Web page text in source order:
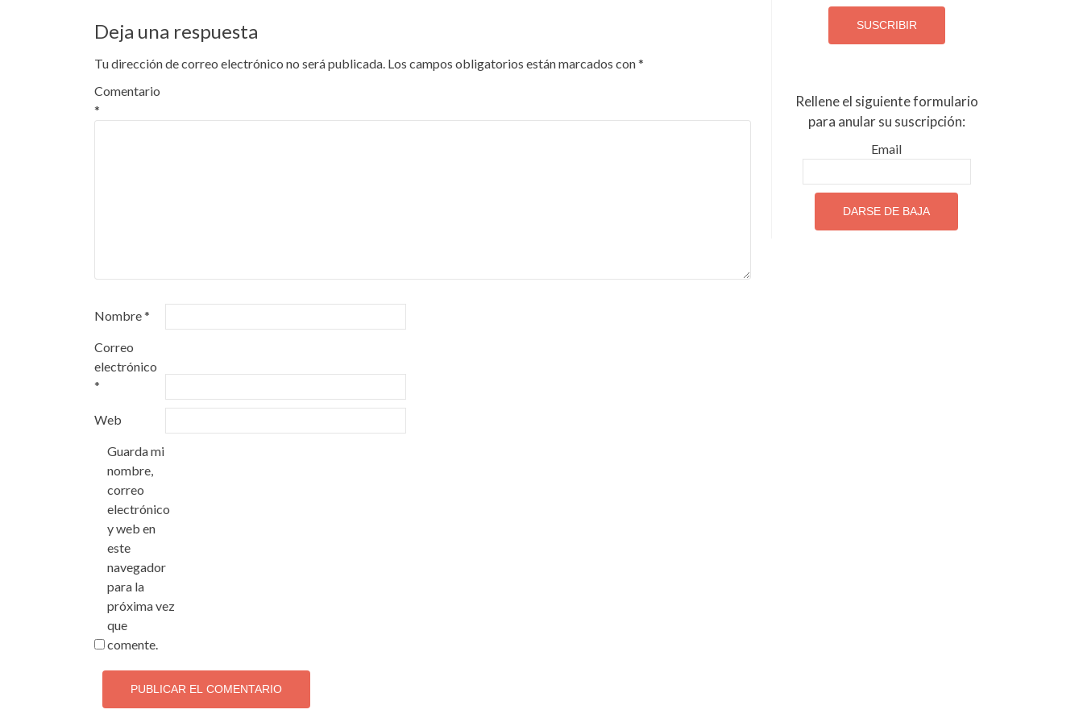
Deja una respuesta
Tu dirección de correo electrónico no será publicada. Los campos obligatorios están marcados con*
Comentario
*
Nombre*
Correo
electrónico
*
Web
Guarda mi
nombre,
correo
electrónico
y web en
este
navegador
para la
próxima vez
que
comente.
Rellene el siguiente formulario
para anular su suscripción:
Email